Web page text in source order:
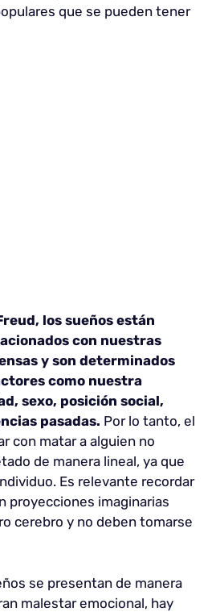
que se pueden tener
los sueños están
con nuestras
y son determinados
como nuestra
sexo, posición social,
pasadas. Por lo tanto, el
con matar a alguien no
de manera lineal, ya que
Es relevante recordar
proyecciones imaginarias
cerebro y no deben tomarse
se presentan de manera
malestar emocional, hay